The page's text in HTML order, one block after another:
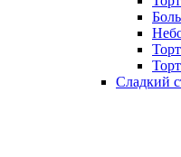
Сладкий